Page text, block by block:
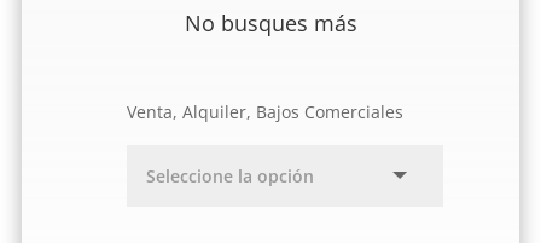
No busques más
Venta, Alquiler, Bajos Comerciales